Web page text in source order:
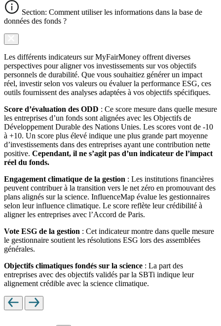
Section: Comment utiliser les informations dans la base de
données des fonds ?
Les différents indicateurs sur MyFairMoney offrent diverses
perspectives pour aligner vos investissements sur vos objectifs
personnels de durabilité. Que vous souhaitiez générer un impact
réel, investir selon vos valeurs ou évaluer la performance ESG, ces
outils fournissent des analyses adaptées à vos objectifs spécifiques.
Score d’évaluation des ODD : Ce score mesure dans quelle mesure
les entreprises d’un fonds sont alignées avec les Objectifs de
Développement Durable des Nations Unies. Les scores vont de -10
à +10. Un score plus élevé indique une plus grande part moyenne
d’investissements dans des entreprises ayant une contribution nette
positive. Cependant, il ne s’agit pas d’un indicateur de l’impact
réel du fonds.
Engagement climatique de la gestion : Les institutions financières
peuvent contribuer à la transition vers le net zéro en promouvant des
plans alignés sur la science. InfluenceMap évalue les gestionnaires
selon leur influence climatique. Le score reflète leur crédibilité à
aligner les entreprises avec l’Accord de Paris.
Vote ESG de la gestion : Cet indicateur montre dans quelle mesure
le gestionnaire soutient les résolutions ESG lors des assemblées
générales.
Objectifs climatiques fondés sur la science : La part des
entreprises avec des objectifs validés par la SBTi indique leur
alignement crédible avec la science climatique.